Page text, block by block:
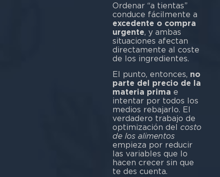
Ordenar “a tientas”
conduce fácilmente a
excedente o compra
urgente, y ambas
situaciones afectan
directamente al coste
de los ingredientes.
El punto, entonces, no
parte del precio de la
materia prima e
intentar por todos los
medios rebajarlo. El
verdadero trabajo de
optimización del costo
de los alimentos
empieza por reducir
las variables que lo
hacen crecer sin que
te des cuenta.